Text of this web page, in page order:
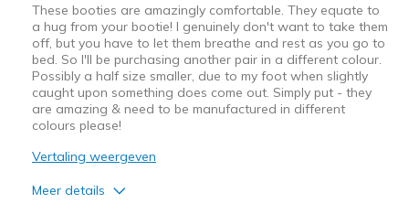
These booties are amazingly comfortable. They equate to
a hug from your bootie! I genuinely don't want to take them
off, but you have to let them breathe and rest as you go to
bed. So I'll be purchasing another pair in a different colour.
Possibly a half size smaller, due to my foot when slightly
caught upon something does come out. Simply put - they
are amazing & need to be manufactured in different
colours please!
Vertaling weergeven
Meer details